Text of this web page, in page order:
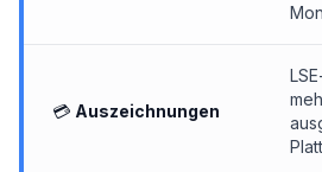
💳 Auszeichnungen